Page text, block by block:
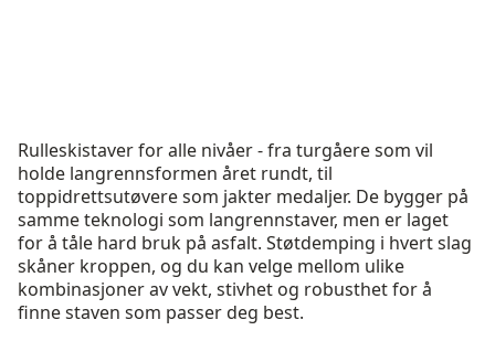
Rulleskistaver for alle nivåer - fra turgåere som vil
holde langrennsformen året rundt, til
toppidrettsutøvere som jakter medaljer. De bygger på
samme teknologi som langrennstaver, men er laget
for å tåle hard bruk på asfalt. Støtdemping i hvert slag
skåner kroppen, og du kan velge mellom ulike
kombinasjoner av vekt, stivhet og robusthet for å
finne staven som passer deg best.